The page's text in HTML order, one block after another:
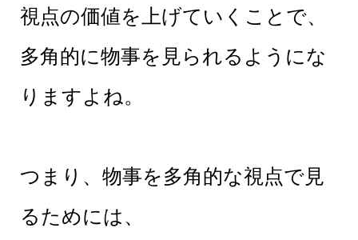
視点の価値を上げていくことで、
多角的に物事を見られるようにな
りますよね。
つまり、物事を多角的な視点で見
るためには、